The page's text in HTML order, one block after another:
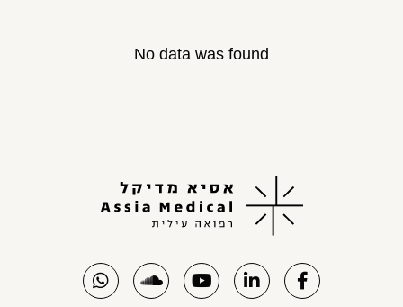
No data was found